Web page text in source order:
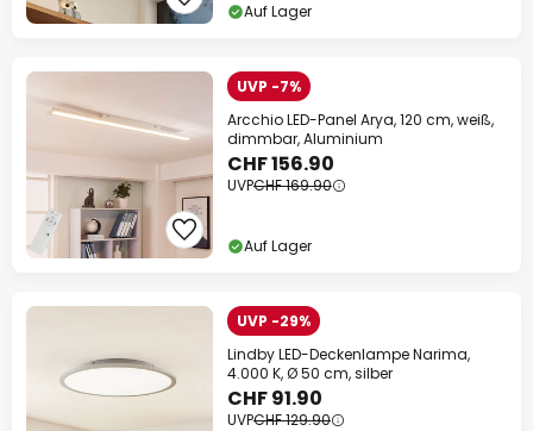
Auf Lager
UVP -7%
Arcchio LED-Panel Arya, 120 cm, weiß,
dimmbar, Aluminium
CHF 156.90
UVPCHF 169.90
Auf Lager
UVP -29%
Lindby LED-Deckenlampe Narima,
4.000 K, Ø 50 cm, silber
CHF 91.90
UVPCHF 129.90